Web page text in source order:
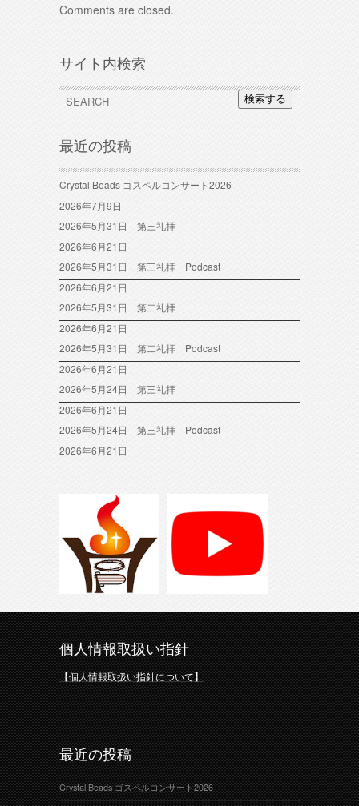
Comments are closed.
サイト内検索
検索する
最近の投稿
Crystal Beads ゴスペルコンサート2026
2026年7月9日
2026年5月31日 第三礼拝
2026年6月21日
2026年5月31日 第三礼拝 Podcast
2026年6月21日
2026年5月31日 第二礼拝
2026年6月21日
2026年5月31日 第二礼拝 Podcast
2026年6月21日
2026年5月24日 第三礼拝
2026年6月21日
2026年5月24日 第三礼拝 Podcast
2026年6月21日
個人情報取扱い指針
【個人情報取扱い指針について】
最近の投稿
Crystal Beads ゴスペルコンサート2026